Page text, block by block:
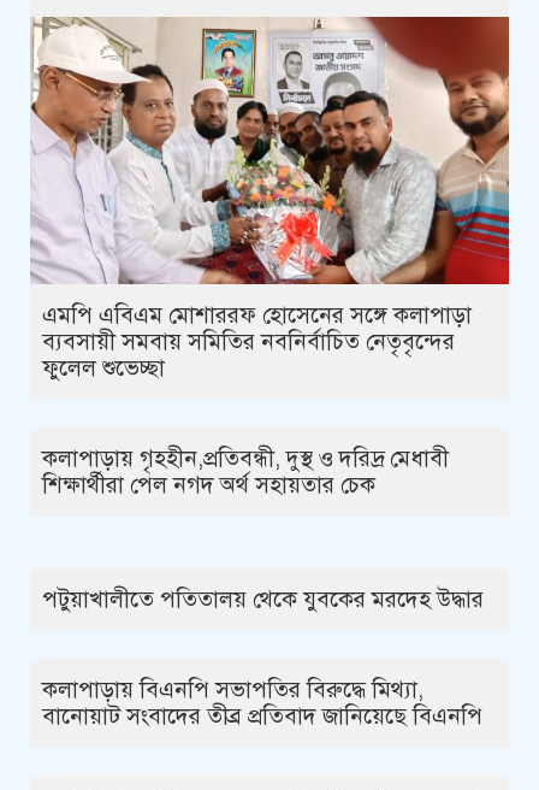
এমপি এবিএম মোশাররফ হোসেনের সঙ্গে কলাপাড়া
ব্যবসায়ী সমবায় সমিতির নবনির্বাচিত নেতৃবৃন্দের
ফুলেল শুভেচ্ছা
কলাপাড়ায় গৃহহীন,প্রতিবন্ধী, দুস্থ ও দরিদ্র মেধাবী
শিক্ষার্থীরা পেল নগদ অর্থ সহায়তার চেক
পটুয়াখালীতে পতিতালয় থেকে যুবকের মরদেহ উদ্ধার
কলাপাড়ায় বিএনপি সভাপতির বিরুদ্ধে মিথ্যা,
বানোয়াট সংবাদের তীব্র প্রতিবাদ জানিয়েছে বিএনপি